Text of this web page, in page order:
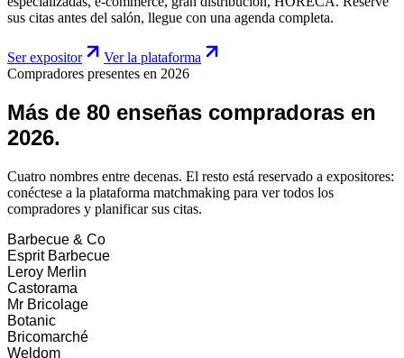
sus citas antes del salón, llegue con una agenda completa.
Ser expositor
Ver la plataforma
Compradores presentes en 2026
Más de 80 enseñas compradoras en
2026.
Cuatro nombres entre decenas. El resto está reservado a expositores:
conéctese a la plataforma matchmaking para ver todos los
compradores y planificar sus citas.
Barbecue & Co
Esprit Barbecue
Leroy Merlin
Castorama
Mr Bricolage
Botanic
Bricomarché
Weldom